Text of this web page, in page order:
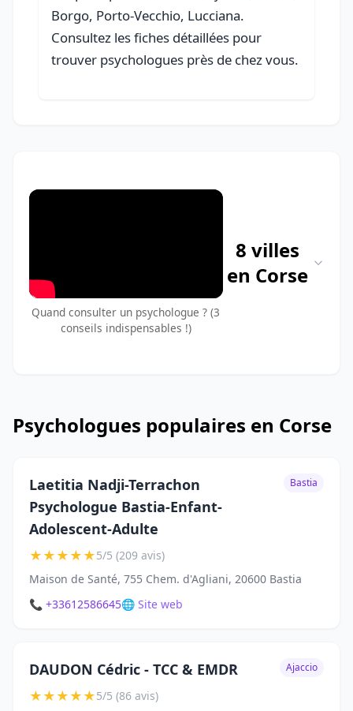
Borgo, Porto-Vecchio, Lucciana.
Consultez les fiches détaillées pour
trouver psychologues près de chez vous.
Quand consulter un psychologue ? (3
conseils indispensables !)
8 villes
en Corse
Psychologues populaires en Corse
Laetitia Nadji-Terrachon
Psychologue Bastia-Enfant-
Adolescent-Adulte
Bastia
★★★★★5/5 (209 avis)
Maison de Santé, 755 Chem. d'Agliani, 20600 Bastia
📞 +33612586645🌐 Site web
DAUDON Cédric - TCC & EMDR Ajaccio
★★★★★5/5 (86 avis)